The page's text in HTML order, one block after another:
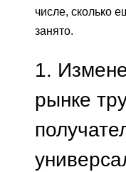
числе, сколько
занято.
1.
рынке